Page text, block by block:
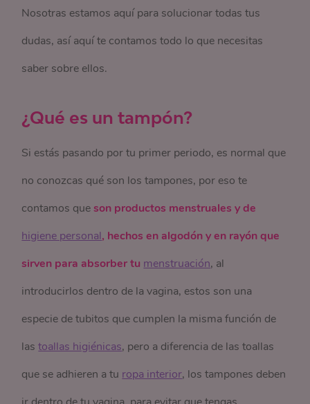
Nosotras estamos aquí para solucionar todas tus
dudas, así aquí te contamos todo lo que necesitas
saber sobre ellos.
¿Qué es un tampón?
Si estás pasando por tu primer periodo, es normal que
no conozcas qué son los tampones, por eso te
contamos queson productos menstruales y de
higiene personal, hechos en algodón y en rayón que
sirven para absorber tu menstruación, al
introducirlos dentro de la vagina, estos son una
especie de tubitos que cumplen la misma función de
lastoallas higiénicas, pero a diferencia de las toallas
que se adhieren a tu ropa interior, los tampones deben